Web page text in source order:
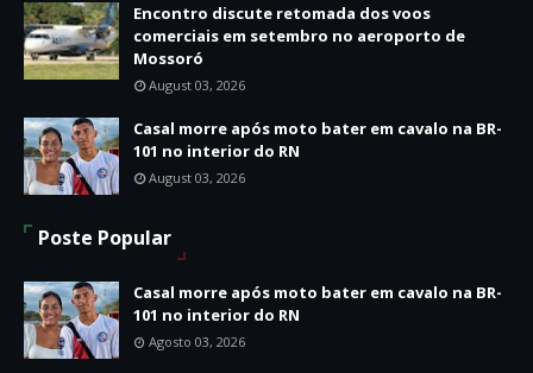
Encontro discute retomada dos voos
comerciais em setembro no aeroporto de
Mossoró
August 03, 2026
Casal morre após moto bater em cavalo na BR-
101 no interior do RN
August 03, 2026
Poste Popular
Casal morre após moto bater em cavalo na BR-
101 no interior do RN
Agosto 03, 2026